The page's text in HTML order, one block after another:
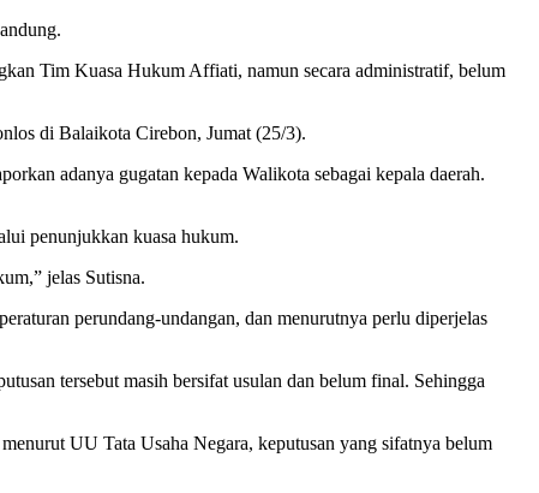
Tim Kuasa Hukum Affiati, namun secara administratif, belum
di Balaikota Cirebon, Jumat (25/3).
adanya gugatan kepada Walikota sebagai kepala daerah.
penunjukkan kuasa hukum.
jelas Sutisna.
perundang-undangan, dan menurutnya perlu diperjelas
tersebut masih bersifat usulan dan belum final. Sehingga
UU Tata Usaha Negara, keputusan yang sifatnya belum